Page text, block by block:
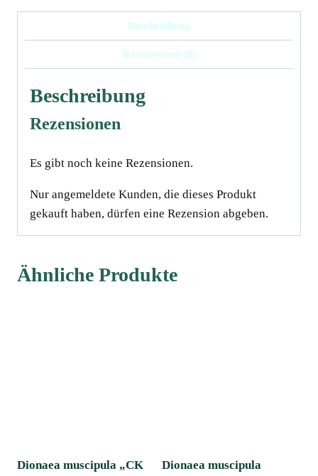
Beschreibung
Rezensionen (0)
Beschreibung
Rezensionen
Es gibt noch keine Rezensionen.
Nur angemeldete Kunden, die dieses Produkt
gekauft haben, dürfen eine Rezension abgeben.
Ähnliche Produkte
Dionaea muscipula „CK Dionaea muscipula